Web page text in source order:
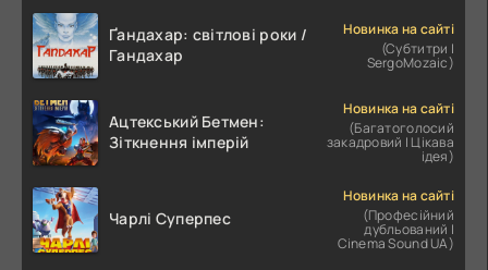
Ґандахар: світлові роки /
Гандахар
Новинка на сайті
(Субтитри |
SergoMozaic)
Ацтекський Бетмен:
Зіткнення імперій
Новинка на сайті
(Багатоголосий
закадровий | Цікава
ідея)
Чарлі Суперпес
Новинка на сайті
(Професійний
дубльований |
Cinema Sound UA)